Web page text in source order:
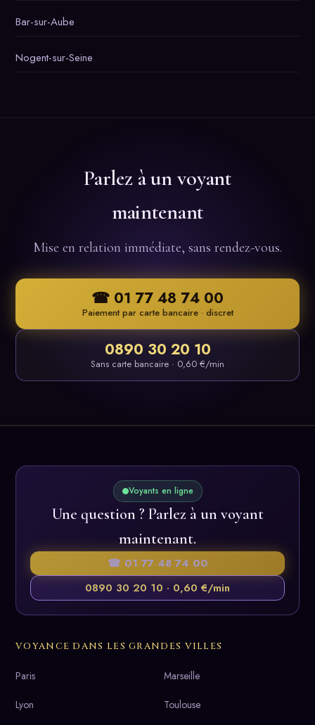
Bar-sur-Aube
Nogent-sur-Seine
Parlez à un voyant
maintenant
Mise en relation immédiate, sans rendez-vous.
☎ 01 77 48 74 00
Paiement par carte bancaire · discret
0890 30 20 10
Sans carte bancaire · 0,60 €/min
Voyants en ligne
Une question ? Parlez à un voyant
maintenant.
☎ 01 77 48 74 00
0890 30 20 10 · 0,60 €/min
VOYANCE DANS LES GRANDES VILLES
Paris Marseille
Lyon Toulouse